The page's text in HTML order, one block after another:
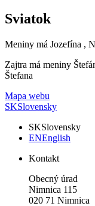
Sviatok
Meniny má Jozefína ,
Zajtra má meniny
Štefana
Mapa webu
SKSlovensky
SKSlovensky
ENEnglish
Kontakt
Obecný úrad
Nimnica 115
020 71 Nimnica